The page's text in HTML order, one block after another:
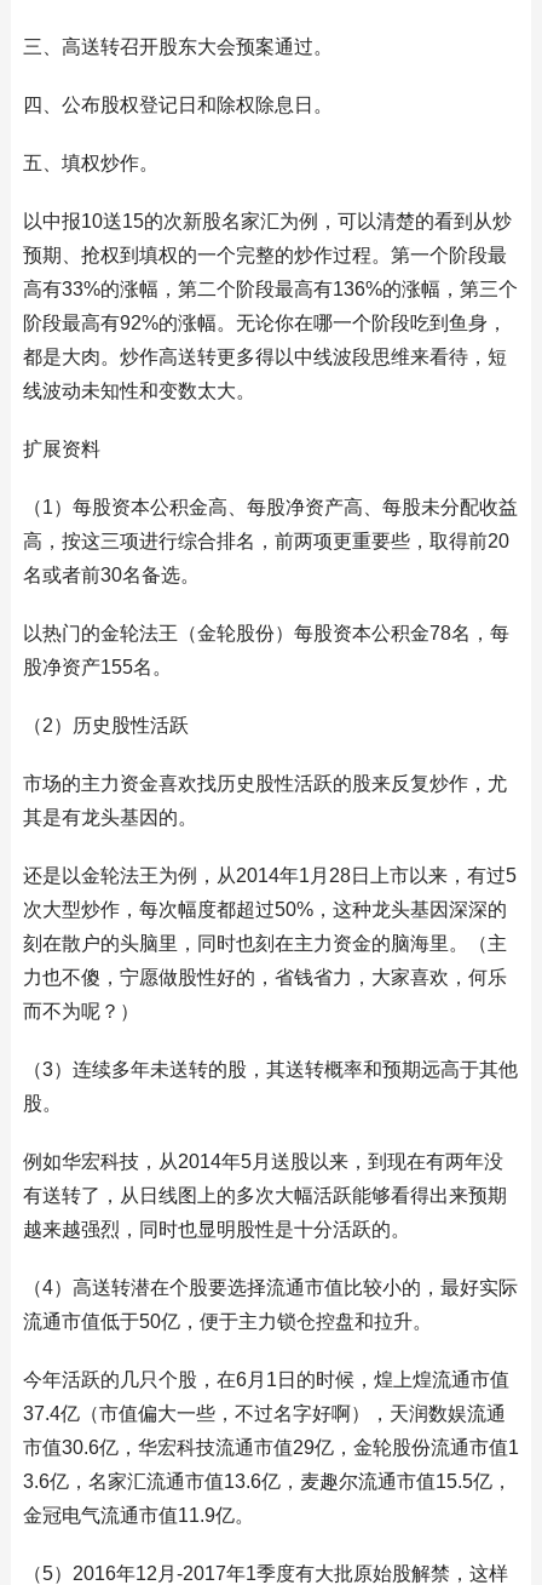
三、高送转召开股东大会预案通过。
四、公布股权登记日和除权除息日。
五、填权炒作。
以中报10送15的次新股名家汇为例，可以清楚的看到从炒
预期、抢权到填权的一个完整的炒作过程。第一个阶段最
高有33%的涨幅，第二个阶段最高有136%的涨幅，第三个
阶段最高有92%的涨幅。无论你在哪一个阶段吃到鱼身，
都是大肉。炒作高送转更多得以中线波段思维来看待，短
线波动未知性和变数太大。
扩展资料
（1）每股资本公积金高、每股净资产高、每股未分配收益
高，按这三项进行综合排名，前两项更重要些，取得前20
名或者前30名备选。
以热门的金轮法王（金轮股份）每股资本公积金78名，每
股净资产155名。
（2）历史股性活跃
市场的主力资金喜欢找历史股性活跃的股来反复炒作，尤
其是有龙头基因的。
还是以金轮法王为例，从2014年1月28日上市以来，有过5
次大型炒作，每次幅度都超过50%，这种龙头基因深深的
刻在散户的头脑里，同时也刻在主力资金的脑海里。（主
力也不傻，宁愿做股性好的，省钱省力，大家喜欢，何乐
而不为呢？）
（3）连续多年未送转的股，其送转概率和预期远高于其他
股。
例如华宏科技，从2014年5月送股以来，到现在有两年没
有送转了，从日线图上的多次大幅活跃能够看得出来预期
越来越强烈，同时也显明股性是十分活跃的。
（4）高送转潜在个股要选择流通市值比较小的，最好实际
流通市值低于50亿，便于主力锁仓控盘和拉升。
今年活跃的几只个股，在6月1日的时候，煌上煌流通市值
37.4亿（市值偏大一些，不过名字好啊），天润数娱流通
市值30.6亿，华宏科技流通市值29亿，金轮股份流通市值1
3.6亿，名家汇流通市值13.6亿，麦趣尔流通市值15.5亿，
金冠电气流通市值11.9亿。
（5）2016年12月-2017年1季度有大批原始股解禁，这样